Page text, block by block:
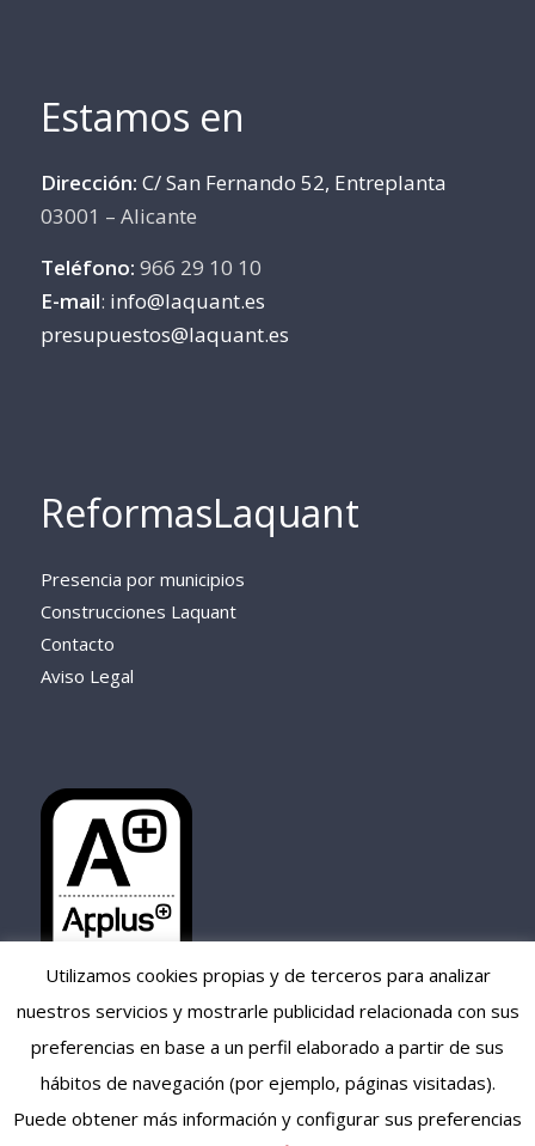
Estamos en
Dirección: C/ San Fernando 52, Entreplanta
03001 – Alicante
Teléfono: 966 29 10 10
E-mail: info@laquant.es
presupuestos@laquant.es
ReformasLaquant
Presencia por municipios
Construcciones Laquant
Contacto
Aviso Legal
Utilizamos cookies propias y de terceros para analizar
nuestros servicios y mostrarle publicidad relacionada con sus
preferencias en base a un perfil elaborado a partir de sus
hábitos de navegación (por ejemplo, páginas visitadas).
Puede obtener más información y configurar sus preferencias